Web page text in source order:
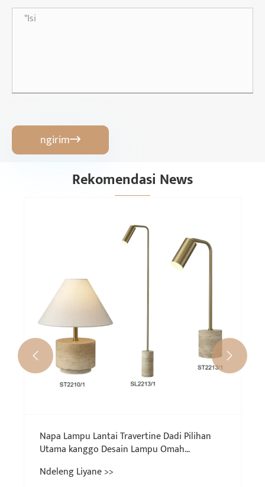
ngirim
Rekomendasi News
Napa Lampu Lantai Travertine Dadi Pilihan
Utama kanggo Desain Lampu Omah
Ndeleng Liyane >>
 